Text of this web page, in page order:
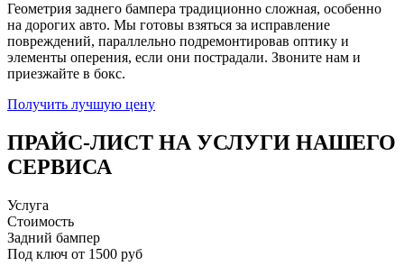
Геометрия заднего бампера традиционно сложная, особенно
на дорогих авто. Мы готовы взяться за исправление
повреждений, параллельно подремонтировав оптику и
элементы оперения, если они пострадали. Звоните нам и
приезжайте в бокс.
Получить лучшую цену
ПРАЙС-ЛИСТ НА УСЛУГИ НАШЕГО
СЕРВИСА
Услуга
Стоимость
Задний бампер
Под ключ от 1500 руб